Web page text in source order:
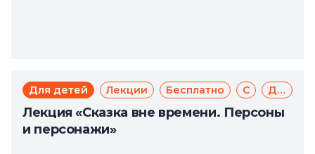
Для детей Лекции Бесплатно Сказка Доступная среда
Лекция «Сказка вне времени. Персоны
и персонажи»